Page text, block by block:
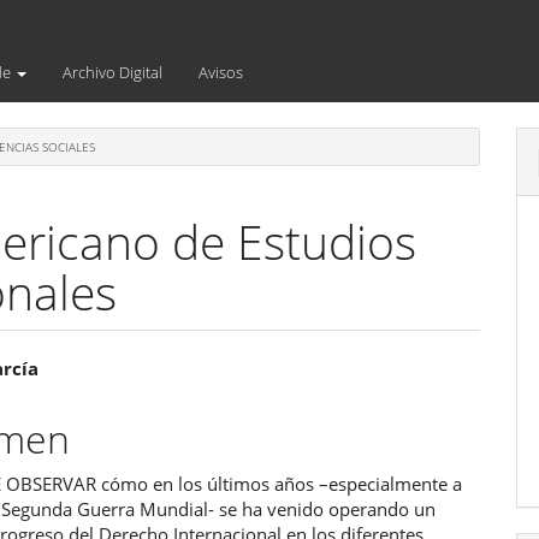
Archivo Digital Avisos
SOCIALES
de Estudios
OBSERVAR cómo en los últimos años –especialmente a
Guerra Mundial- se ha venido operando un
del Derecho Internacional en los diferentes